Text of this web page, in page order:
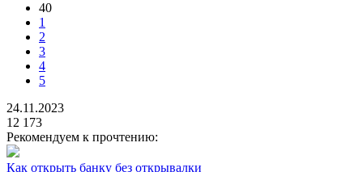
40
1
2
3
4
5
24.11.2023
12 173
Рекомендуем к прочтению:
Как открыть банку без открывалки